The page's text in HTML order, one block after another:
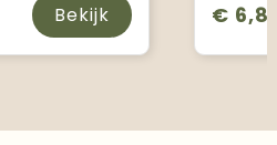
Bekijk €